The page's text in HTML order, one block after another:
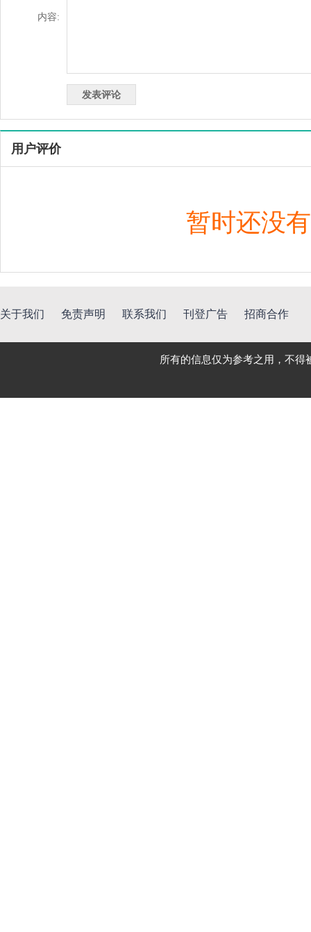
内容:
用户评价
暂时还没
关于我们 免责声明 联系我们 刊登广告 招商合作
所有的信息仅为参考之用，不